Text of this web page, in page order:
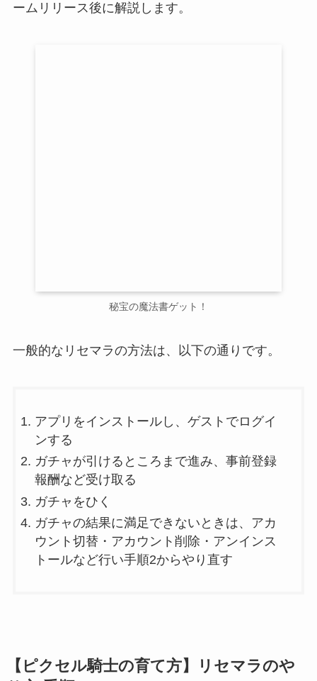
ームリリース後に解説します。
秘宝の魔法書ゲット！
一般的なリセマラの方法は、以下の通りです。
アプリをインストールし、ゲストでログイ
ンする
ガチャが引けるところまで進み、事前登録
報酬など受け取る
ガチャをひく
ガチャの結果に満足できないときは、アカ
ウント切替・アカウント削除・アンインス
トールなど行い手順2からやり直す
【ピクセル騎士の育て方】リセマラのや